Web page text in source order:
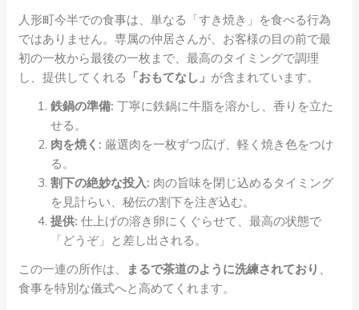
人形町今半での食事は、単なる「すき焼き」を食べる行為
ではありません。専属の仲居さんが、お客様の目の前で最
初の一枚から最後の一枚まで、最高のタイミングで調理
し、提供してくれる 「おもてなし」 が含まれています。
鉄鍋の準備: 丁寧に鉄鍋に牛脂を溶かし、香りを立た
せる。
肉を焼く: 厳選肉を一枚ずつ広げ、軽く焼き色をつけ
る。
割下の絶妙な投入: 肉の旨味を閉じ込めるタイミング
を見計らい、秘伝の割下を注ぎ込む。
提供: 仕上げの溶き卵にくぐらせて、最高の状態で
「どうぞ」と差し出される。
この一連の所作は、
まるで茶道のように洗練されており 、
食事を特別な儀式へと高めてくれます。